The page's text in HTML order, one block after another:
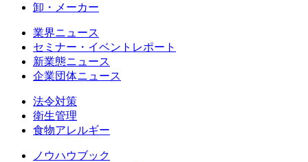
卸・メーカー
業界ニュース
セミナー・イベントレポート
新業態ニュース
企業団体ニュース
法令対策
衛生管理
食物アレルギー
ノウハウブック